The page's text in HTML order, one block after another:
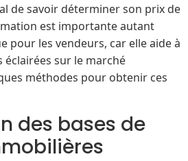
de savoir déterminer son prix de
est importante autant
pour les vendeurs, car elle aide à
sur le marché
méthodes pour obtenir ces
des bases de